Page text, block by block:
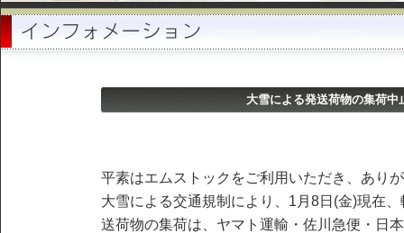
大雪による発送荷物の集荷中
平素はエムストックをご利用いただき、あり
大雪による交通規制により、1月8日(金)現在
送荷物の集荷は、ヤマト運輸・佐川急便・日